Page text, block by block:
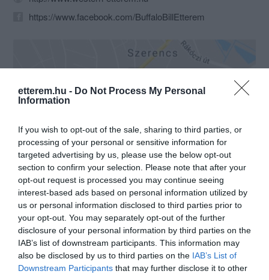
etterem.hu - Do Not Process My Personal
Information
If you wish to opt-out of the sale, sharing to third parties, or
processing of your personal or sensitive information for
targeted advertising by us, please use the below opt-out
section to confirm your selection. Please note that after your
opt-out request is processed you may continue seeing
interest-based ads based on personal information utilized by
us or personal information disclosed to third parties prior to
your opt-out. You may separately opt-out of the further
disclosure of your personal information by third parties on the
IAB’s list of downstream participants. This information may
also be disclosed by us to third parties on the IAB’s List of
Downstream Participants that may further disclose it to other
https://www.facebook.com/BuffaloBillEtterem
Probléma jelentése